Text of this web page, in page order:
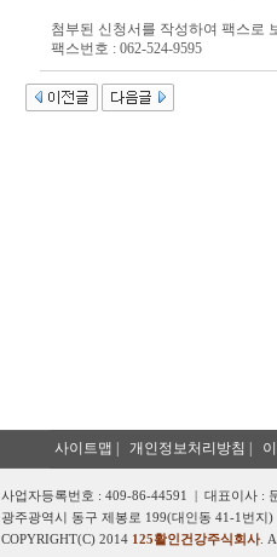
첨부된 신청서를 작성하여 팩스로
팩스번호 : 062-524-9595
사이트맵 개인정보처리방침
사업자등록번호 : 409-86-44591 | 대표이사 :
광주광역시 동구 제봉로 199(대인동 41-1번지
COPYRIGHT(C) 2014 125활인건강주식회사.